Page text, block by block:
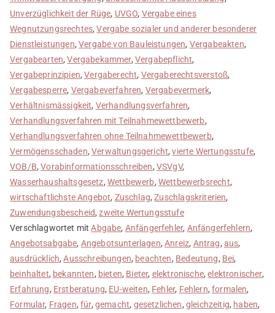
Unverzüglichkeit der Rüge, UVGO, Vergabe eines
Wegnutzungsrechtes,Vergabe sozialer und anderer besonderer
Dienstleistungen,Vergabe von Bauleistungen, Vergabeakten,
Vergabearten,Vergabekammer, Vergabepflicht,
Vergabeprinzipien,Vergaberecht, Vergaberechtsverstoß,
Vergabesperre, Vergabeverfahren, Vergabevermerk,
Verhältnismässigkeit, Verhandlungsverfahren,
Verhandlungsverfahren mit Teilnahmewettbewerb,
Verhandlungsverfahren ohne Teilnahmewettbewerb,
Vermögensschaden,Verwaltungsgericht,vierte Wertungsstufe,
VOB/B,Vorabinformationsschreiben, VSVgV,
Wasserhaushaltsgesetz, Wettbewerb, Wettbewerbsrecht,
wirtschaftlichste Angebot, Zuschlag,Zuschlagskriterien,
Zuwendungsbescheid,zweite Wertungsstufe
Verschlagwortet mitAbgabe, Anfängerfehler, Anfängerfehlern,
Angebotsabgabe, Angebotsunterlagen,Anreiz, Antrag, aus,
ausdrücklich,Ausschreibungen, beachten, Bedeutung, Bei,
beinhaltet, bekannten, bieten, Bieter, elektronische,elektronischer,
Erfahrung, Erstberatung, EU-weiten, Fehler, Fehlern,formalen,
Formular, Fragen,für, gemacht, gesetzlichen, gleichzeitig, haben,